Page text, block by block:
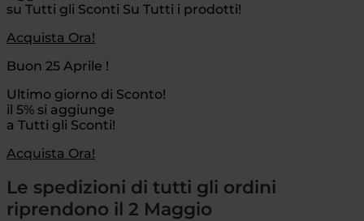
su Tutti gli Sconti Su Tutti i prodotti!
Acquista Ora!
Buon 25 Aprile !
Ultimo giorno di Sconto!
il 5% si aggiunge
a Tutti gli Sconti!
Acquista Ora!
Le spedizioni di tutti gli ordini
riprendono il 2 Maggio